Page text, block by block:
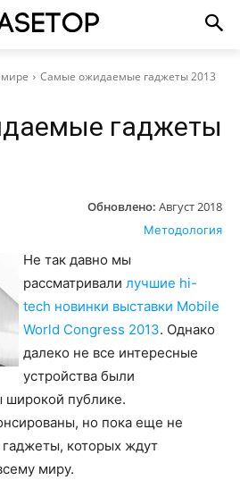
Самые ожидаемые гаджеты 2013
гаджеты
Обновлено: Август 2018
Методология
Не так давно мы
рассматривали лучшие hi-
tech новинки выставки Mobile
World Congress 2013. Однако
далеко не все интересные
устройства были
широкой публике.
но пока еще не
которых ждут
миру.